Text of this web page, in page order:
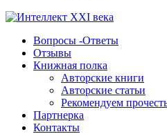
Вопросы -Ответы
Отзывы
Книжная полка
Авторские книги
Авторские статьи
Рекомендуем
Партнерка
Контакты